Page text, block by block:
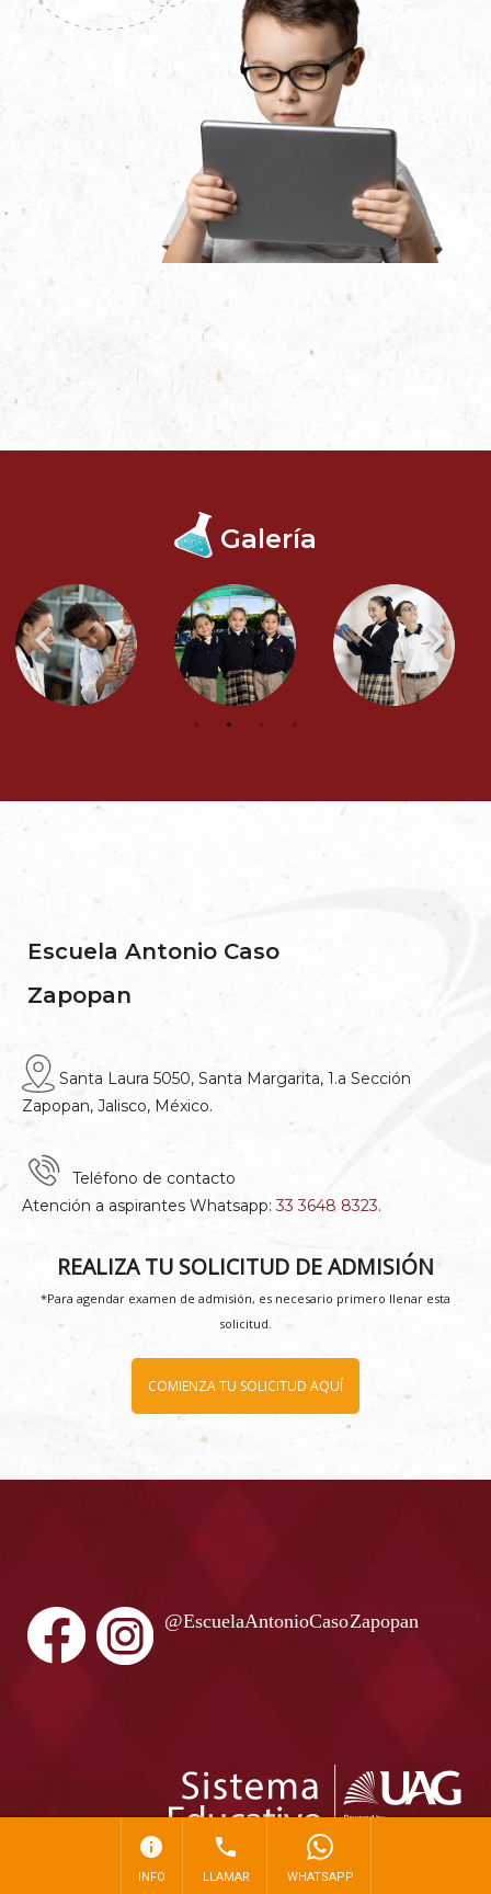
info
INFO
phone
LLAMAR WHATSAPP
Galería
Escuela Antonio Caso
Zapopan
Santa Laura 5050, Santa Margarita, 1.a Sección
Zapopan, Jalisco, México.
Teléfono de contacto
Atención a aspirantes Whatsapp:33 3648 8323.
REALIZA TU SOLICITUD DE ADMISIÓN
*Para agendar examen de admisión, es necesario primero llenar esta
solicitud.
COMIENZA TU SOLICITUD AQUÍ